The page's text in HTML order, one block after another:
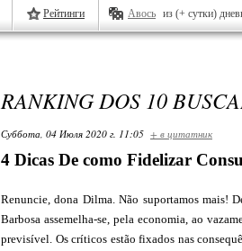
Рейтинги Авось из (+ сутки)
RANKING DOS 10
Суббота, 04 Июля 2020 г. 11:05 + в цитатник
4 Dicas De como Fidelizar
Renuncie, dona Dilma. Não suportamos mais!
Barbosa assemelha-se, pela economia, ao
previsível. Os críticos estão fixados nas